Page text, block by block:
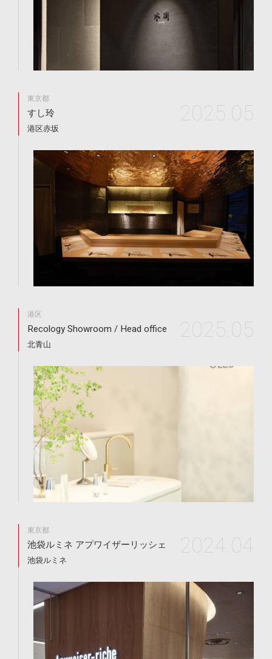
東京都
すし玲
港区赤坂 2025.05
港区
Recology Showroom / Head office
北青山 2025.05
東京都
池袋ルミネ アプワイザーリッシェ
池袋ルミネ 2024.04